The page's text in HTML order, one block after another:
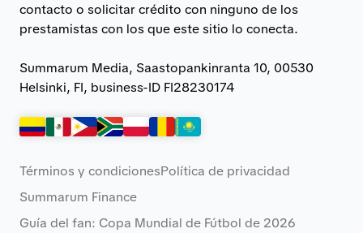
contacto o solicitar crédito con ninguno de los
prestamistas con los que este sitio lo conecta.
Summarum Media, Saastopankinranta 10, 00530
Helsinki, FI, business-ID FI28230174
Términos y condicionesPolítica de privacidad
Summarum Finance
Guía del fan: Copa Mundial de Fútbol de 2026